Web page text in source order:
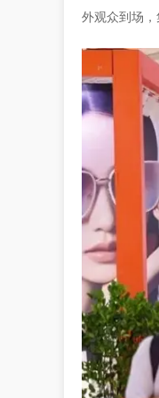
外观众到场